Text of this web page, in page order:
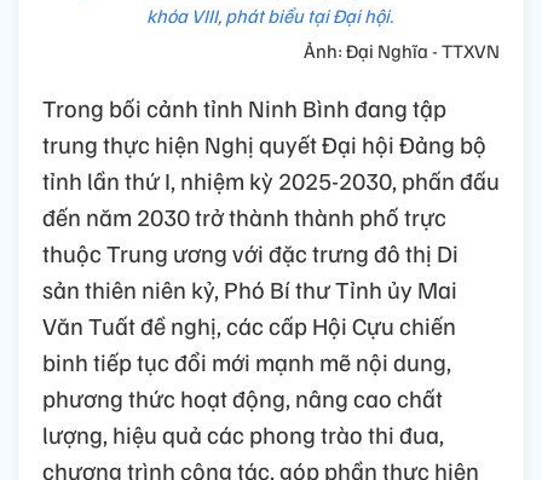
khóa VIII, phát biểu tại Đại hội.
Ảnh: Đại Nghĩa - TTXVN
Trong bối cảnh tỉnh Ninh Bình đang tập
trung thực hiện Nghị quyết Đại hội Đảng bộ
tỉnh lần thứ I, nhiệm kỳ 2025-2030, phấn đấu
đến năm 2030 trở thành thành phố trực
thuộc Trung ương với đặc trưng đô thị Di
sản thiên niên kỷ, Phó Bí thư Tỉnh ủy Mai
Văn Tuất đề nghị, các cấp Hội Cựu chiến
binh tiếp tục đổi mới mạnh mẽ nội dung,
phương thức hoạt động, nâng cao chất
lượng, hiệu quả các phong trào thi đua,
chương trình công tác, góp phần thực hiện